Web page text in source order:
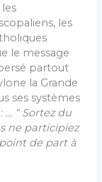
les
le message
partout
la Grande
ses systèmes
… “ Sortez du
ne participiez
de part à